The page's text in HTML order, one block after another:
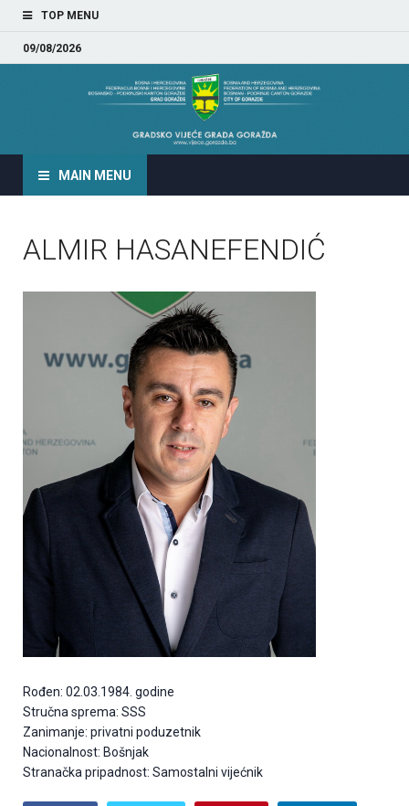
TOP MENU
09/08/2026
GRADSKO VIJEĆE GRADA
MAIN MENU
ALMIR HASANEFENDIĆ
Rođen: 02.03.1984. godine
Stručna sprema: SSS
Zanimanje: privatni poduzetnik
Nacionalnost: Bošnjak
Stranačka pripadnost: Samostalni vijećnik